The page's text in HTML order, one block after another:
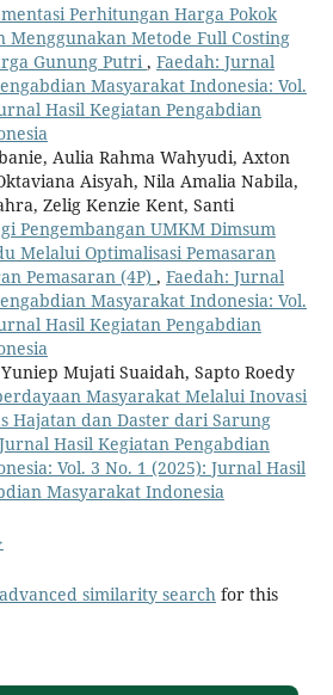
Perhitungan Harga Pokok
Menggunakan Metode Full Costing
Gunung Putri, Faedah: Jurnal
Masyarakat Indonesia: Vol.
Hasil Kegiatan Pengabdian
Aulia Rahma Wahyudi, Axton
Aisyah, Nila Amalia Nabila,
Zelig Kenzie Kent, Santi
Pengembangan UMKM Dimsum
Melalui Optimalisasi Pemasaran
Pemasaran (4P) , Faedah: Jurnal
Masyarakat Indonesia: Vol.
Hasil Kegiatan Pengabdian
Mujati Suaidah, Sapto Roedy
Masyarakat Melalui Inovasi
Hajatan dan Daster dari Sarung
Hasil Kegiatan Pengabdian
Vol. 3 No. 1 (2025): Jurnal Hasil
Masyarakat Indonesia
similarity searchfor this